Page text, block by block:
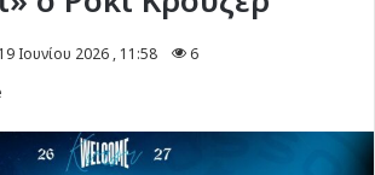
19 Ιουνίου 2026 , 11:58
6